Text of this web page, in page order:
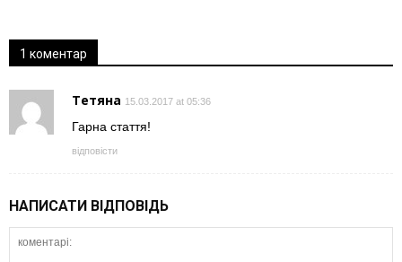
1 коментар
Тетяна 15.03.2017 at 05:36
Гарна стаття!
відповісти
НАПИСАТИ ВІДПОВІДЬ